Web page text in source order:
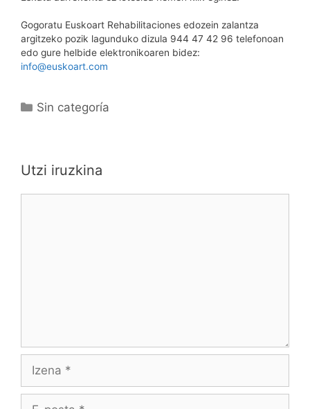
Gogoratu Euskoart Rehabilitaciones edozein zalantza
argitzeko pozik lagunduko dizula 944 47 42 96 telefonoan
edo gure helbide elektronikoaren bidez:
info@euskoart.com
Sin categoría
Utzi iruzkina